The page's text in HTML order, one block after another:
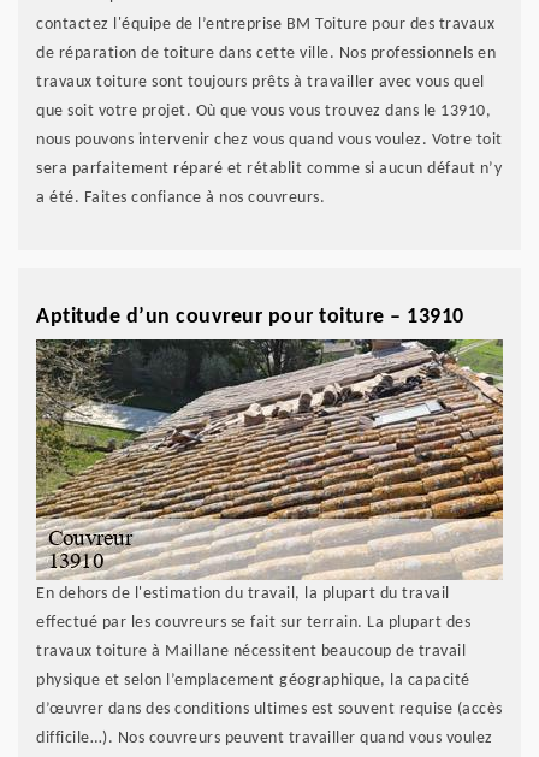
contactez l'équipe de l’entreprise BM Toiture pour des travaux
de réparation de toiture dans cette ville. Nos professionnels en
travaux toiture sont toujours prêts à travailler avec vous quel
que soit votre projet. Où que vous vous trouvez dans le 13910,
nous pouvons intervenir chez vous quand vous voulez. Votre toit
sera parfaitement réparé et rétablit comme si aucun défaut n’y
a été. Faites confiance à nos couvreurs.
Aptitude d’un couvreur pour toiture – 13910
En dehors de l'estimation du travail, la plupart du travail
effectué par les couvreurs se fait sur terrain. La plupart des
travaux toiture à Maillane nécessitent beaucoup de travail
physique et selon l’emplacement géographique, la capacité
d’œuvrer dans des conditions ultimes est souvent requise (accès
difficile…). Nos couvreurs peuvent travailler quand vous voulez